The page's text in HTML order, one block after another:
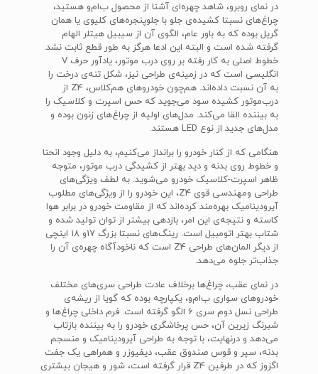
در نمای روبرو، شاهد چهره‌ای آشنا از محصول ب‌ام‌و هستید،
چراغ‌های نسبتا‌ کشیده‌ی جلو با جلوپنجره‌های کلیوی یا همان
گریل بوده که به باور عام، الگوی آن از سیبیل هیتلر الهام
گرفته شده است و البته این ادعا هرگز به طور قطع ثابت نشد.
خطوط اصلی به کار رفته بر روی درب موتور، یادآور حرف V
انگلیسی است که در زمینه‌ی طراحی نیز، شکل تنه‌ی درخت را
به آن نسبت داده‌ا‌ند. هم‌چون خودروهای هم‌کلاس، Z4 از
درب‌موتور کشیده‌ سود می‌جوید که حس اسپرت و کلاسیک را
به بیننده القا می‌کند. مدل‌های اولیه از چراغ‌های زنون بوده و
مدل‌های جدید از نوع LED هستند.
هنگامی که از کنار خودرو را برانداز می‌کنیم، به دلیل وجود انحنا
و خطوط روی بدنه و دید بهتر از کشیدگی درب موتور، متوجه
ظاهر اسپرت-کلاسیک خودرو می‌شوید. به لطف ویژگی‌های
طراحی ومهندسی قوی Z4، این خودرو را از ویژگی‌های مطلوب
آیرودینامیک بهره‌مند کرده‌اند که از مقاومت خودرو در برابر هوا
کاسته و نتیجه‌ی این امر، بازدهی بیشتر از توان تولید شده و
شتاب بهتر اتومبیل است. رینگ‌های نسبتا بزرگ 17و 18 اینچی
از دیگر المان‌های طراحی Z4 است که ناخودآگاه چهره‌ی آن را
جذاب‌تر جلوه می‌دهد.
در نمای عقب، چراغ‌ها برخلاف عادت طراحی سری‌های مختلف
خودروهای سواری ب‌ام‌و، یکپارچه بوده که گویا از ریشه‌ی
طراحی نسل دوم سری 6 الگو گرفته است. فرم داخلی چراغ‌ها و
شبرنگ‌ زیرین آن، حس پرخاشگری خودرو را به بیننده بازتاب
می‌دهد و درنهایت، با توجه به طراحی آیرودینامیک و منسجم
بدنه، سپر و قوس صندوق عقب، دیفیوزر و همراهی یک جفت
اگزوز که در طرفین Z4 قرار گرفته است، شور و هیجان بیشتری